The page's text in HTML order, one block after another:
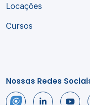
Locações
Cursos
Nossas Redes